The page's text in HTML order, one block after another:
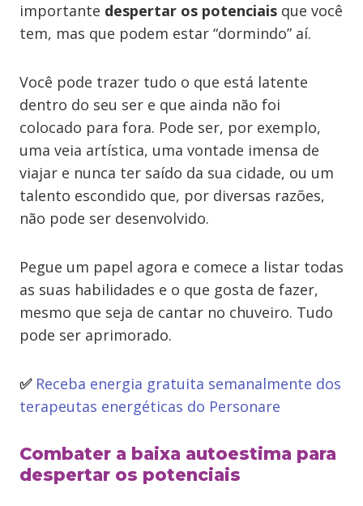
importante despertar os potenciais que você
tem, mas que podem estar “dormindo” aí.
Você pode trazer tudo o que está latente
dentro do seu ser e que ainda não foi
colocado para fora. Pode ser, por exemplo,
uma veia artística, uma vontade imensa de
viajar e nunca ter saído da sua cidade, ou um
talento escondido que, por diversas razões,
não pode ser desenvolvido.
Pegue um papel agora e comece a listar todas
as suas habilidades e o que gosta de fazer,
mesmo que seja de cantar no chuveiro. Tudo
pode ser aprimorado.
✅ Receba energia gratuita semanalmente dos
terapeutas energéticas do Personare
Combater a baixa autoestima para
despertar os potenciais